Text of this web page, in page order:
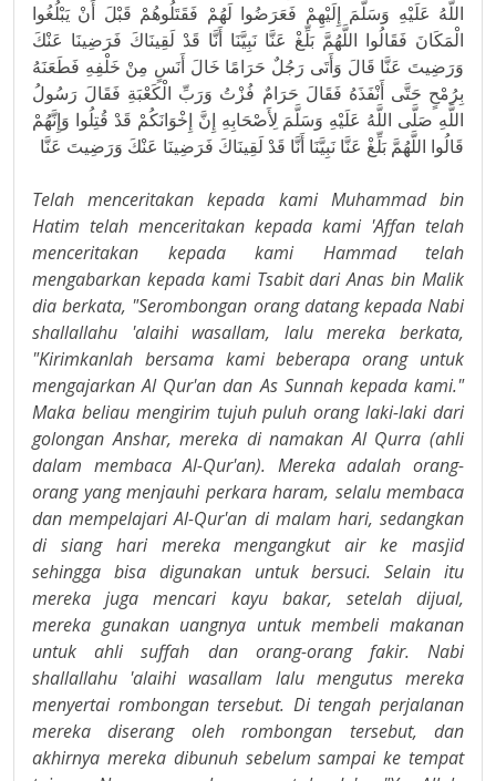
اللَّهُ عَلَيْهِ وَسَلَّمَ إِلَيْهِمْ فَعَرَضُوا لَهُمْ فَقَتَلُوهُمْ قَبْلَ أَنْ يَبْلُغُوا
الْمَكَانَ فَقَالُوا اللَّهُمَّ بَلِّغْ عَنَّا نَبِيَّنَا أَنَّا قَدْ لَقِينَاكَ فَرَضِينَا عَنْكَ
وَرَضِيتَ عَنَّا قَالَ وَأَتَى رَجُلٌ حَرَامًا خَالَ أَنَسٍ مِنْ خَلْفِهِ فَطَعَنَهُ
بِرُمْحٍ حَتَّى أَنْفَذَهُ فَقَالَ حَرَامٌ فُزْتُ وَرَبِّ الْكَعْبَةِ فَقَالَ رَسُولُ
اللَّهِ صَلَّى اللَّهُ عَلَيْهِ وَسَلَّمَ لِأَصْحَابِهِ إِنَّ إِخْوَانَكُمْ قَدْ قُتِلُوا وَإِنَّهُمْ
قَالُوا اللَّهُمَّ بَلِّغْ عَنَّا نَبِيَّنَا أَنَّا قَدْ لَقِينَاكَ فَرَضِينَا عَنْكَ وَرَضِيتَ عَنَّا
Telah menceritakan kepada kami Muhammad bin
Hatim telah menceritakan kepada kami 'Affan telah
menceritakan kepada kami Hammad telah
mengabarkan kepada kami Tsabit dari Anas bin Malik
dia berkata, "Serombongan orang datang kepada Nabi
shallallahu 'alaihi wasallam, lalu mereka berkata,
"Kirimkanlah bersama kami beberapa orang untuk
mengajarkan Al Qur'an dan As Sunnah kepada kami."
Maka beliau mengirim tujuh puluh orang laki-laki dari
golongan Anshar, mereka di namakan Al Qurra (ahli
dalam membaca Al-Qur'an). Mereka adalah orang-
orang yang menjauhi perkara haram, selalu membaca
dan mempelajari Al-Qur'an di malam hari, sedangkan
di siang hari mereka mengangkut air ke masjid
sehingga bisa digunakan untuk bersuci. Selain itu
mereka juga mencari kayu bakar, setelah dijual,
mereka gunakan uangnya untuk membeli makanan
untuk ahli suffah dan orang-orang fakir. Nabi
shallallahu 'alaihi wasallam lalu mengutus mereka
menyertai rombongan tersebut. Di tengah perjalanan
mereka diserang oleh rombongan tersebut, dan
akhirnya mereka dibunuh sebelum sampai ke tempat